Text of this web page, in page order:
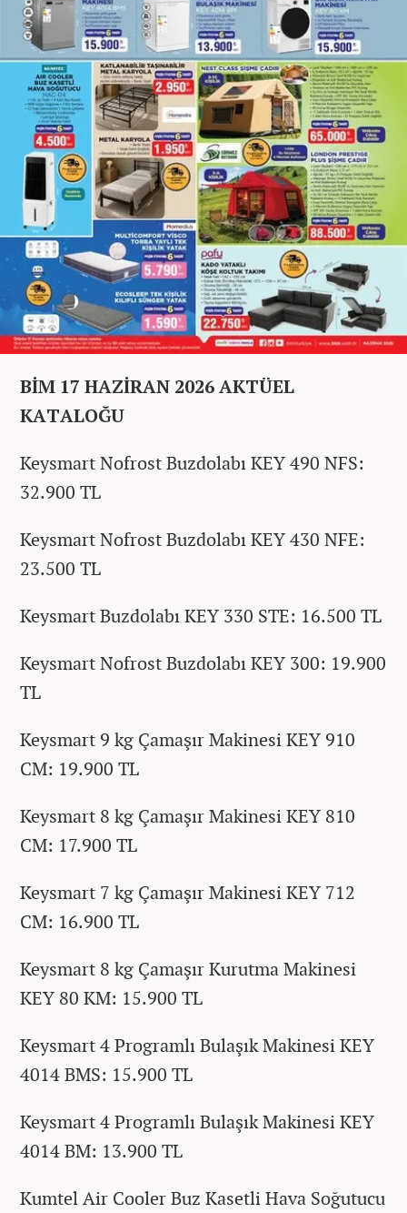
BİM 17 HAZİRAN 2026 AKTÜEL
KATALOĞU
Keysmart Nofrost Buzdolabı KEY 490 NFS:
32.900 TL
Keysmart Nofrost Buzdolabı KEY 430 NFE:
23.500 TL
Keysmart Buzdolabı KEY 330 STE: 16.500 TL
Keysmart Nofrost Buzdolabı KEY 300: 19.900
TL
Keysmart 9 kg Çamaşır Makinesi KEY 910
CM: 19.900 TL
Keysmart 8 kg Çamaşır Makinesi KEY 810
CM: 17.900 TL
Keysmart 7 kg Çamaşır Makinesi KEY 712
CM: 16.900 TL
Keysmart 8 kg Çamaşır Kurutma Makinesi
KEY 80 KM: 15.900 TL
Keysmart 4 Programlı Bulaşık Makinesi KEY
4014 BMS: 15.900 TL
Keysmart 4 Programlı Bulaşık Makinesi KEY
4014 BM: 13.900 TL
Kumtel Air Cooler Buz Kasetli Hava Soğutucu